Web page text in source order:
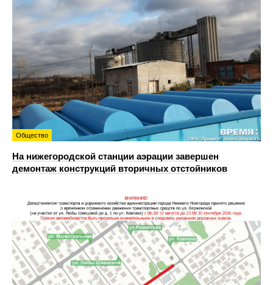
Общество
На нижегородской станции аэрации завершен
демонтаж конструкций вторичных отстойников